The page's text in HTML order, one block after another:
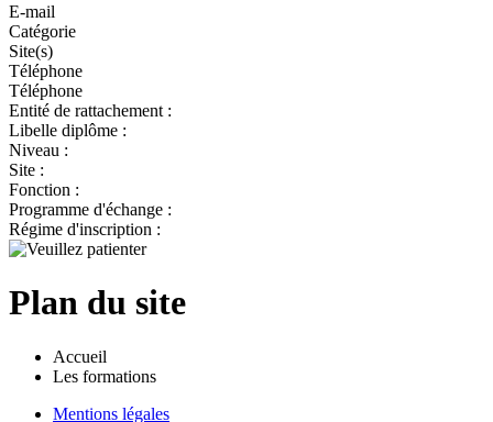
E-mail
Catégorie
Site(s)
Téléphone
Téléphone
Entité de rattachement :
Libelle diplôme :
Niveau :
Site :
Fonction :
Programme d'échange :
Régime d'inscription :
Plan du site
Accueil
Les formations
Mentions légales